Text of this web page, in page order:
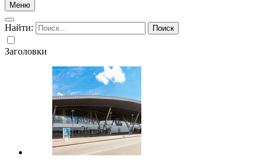
Меню
Найти:
Заголовки